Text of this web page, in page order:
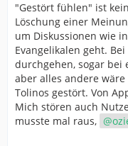
"Gestört fühlen" ist
Löschung einer
um Diskussionen wie
Evangelikalen geht.
durchgehen, sogar bei
aber alles andere
Tolinos gestört. Von
Mich stören auch
musste mal raus,